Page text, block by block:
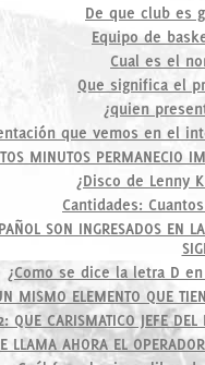
De que club es
Equipo de
Cual es el
Que significa el
¿quien
que vemos en el
MINUTOS PERMANECIO
¿Disco de Lenny
Cantidades:
SON INGRESADOS EN
¿Como se dice la letra D
MISMO ELEMENTO QUE
QUE CARISMATICO JEFE DEL
LLAMA AHORA EL